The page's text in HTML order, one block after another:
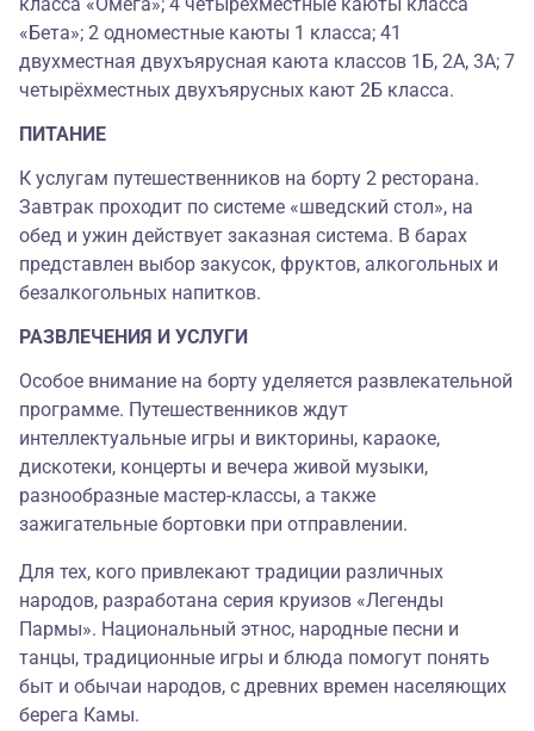
«Бета»; 2 одноместные каюты 1 класса; 41
двухместная двухъярусная каюта классов 1Б, 2А, 3А; 7
четырёхместных двухъярусных кают 2Б класса.
ПИТАНИЕ
К услугам путешественников на борту 2 ресторана.
Завтрак проходит по системе «шведский стол», на
обед и ужин действует заказная система. В барах
представлен выбор закусок, фруктов, алкогольных и
безалкогольных напитков.
РАЗВЛЕЧЕНИЯ И УСЛУГИ
Особое внимание на борту уделяется развлекательной
программе. Путешественников ждут
интеллектуальные игры и викторины, караоке,
дискотеки, концерты и вечера живой музыки,
разнообразные мастер-классы, а также
зажигательные бортовки при отправлении.
Для тех, кого привлекают традиции различных
народов, разработана серия круизов «Легенды
Пармы». Национальный этнос, народные песни и
танцы, традиционные игры и блюда помогут понять
быт и обычаи народов, с древних времен населяющих
берега Камы.